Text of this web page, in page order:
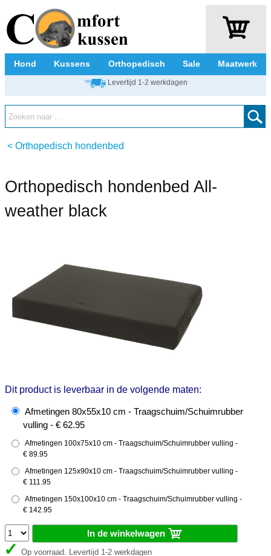
Hond Kussens Orthopedisch Sale Maatwerk
Levertijd 1-2 werkdagen
< Orthopedisch hondenbed
Orthopedisch hondenbed All-
weather black
Dit product is leverbaar in de volgende maten:
Afmetingen 80x55x10 cm - Traagschuim/Schuimrubber
vulling - € 62.95
Afmetingen 100x75x10 cm - Traagschuim/Schuimrubber vulling -
€ 89.95
Afmetingen 125x90x10 cm - Traagschuim/Schuimrubber vulling -
€ 111.95
Afmetingen 150x100x10 cm - Traagschuim/Schuimrubber vulling -
€ 142.95
In de winkelwagen
Op voorraad. Levertijd 1-2 werkdagen